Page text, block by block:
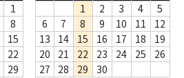
1
8
15
22
29
1
2 3 4
5
6
7 8 9 10 11
12
13
14 15 16 17 18
19
20
21 22 23 24 25
26
27
28 29
30